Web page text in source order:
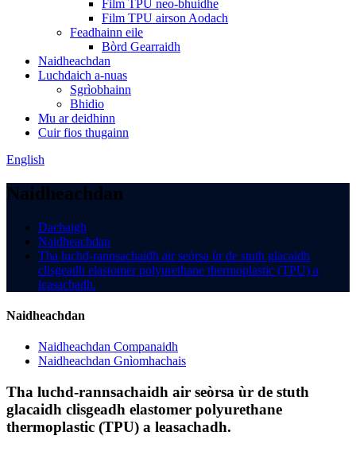
Film TPU neo-bhuidhe
Film TPU airson Aodach
Feadhainn eile
Bòrd Gearraidh
Naidheachdan
Luchdaich a-nuas
Sgrìobhainn
Bhidio
Mu ar deidhinn
Cuir fios thugainn
English
Naidheachdan
Dachaigh
Naidheachdan
Tha luchd-rannsachaidh air seòrsa ùr de stuth glacaidh
clisgeadh elastomer polyurethane thermoplastic (TPU) a
leasachadh.
Naidheachdan
Naidheachdan Companaidh
Naidheachdan Gnìomhachais
Tha luchd-rannsachaidh air seòrsa ùr de stuth
glacaidh clisgeadh elastomer polyurethane
thermoplastic (TPU) a leasachadh.